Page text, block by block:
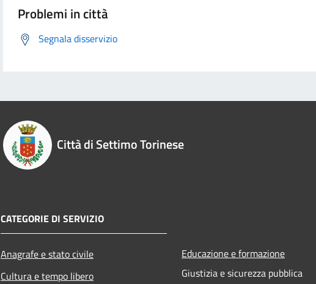
Problemi in città
Segnala disservizio
Città di Settimo Torinese
CATEGORIE DI SERVIZIO
Anagrafe e stato civile
Cultura e tempo libero
Educazione e formazione
Giustizia e sicurezza pubblica